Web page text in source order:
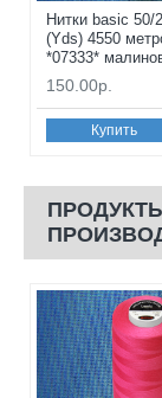
Нитки basic 50/
(Yds) 4550
*07333*
150.00р.
Купить